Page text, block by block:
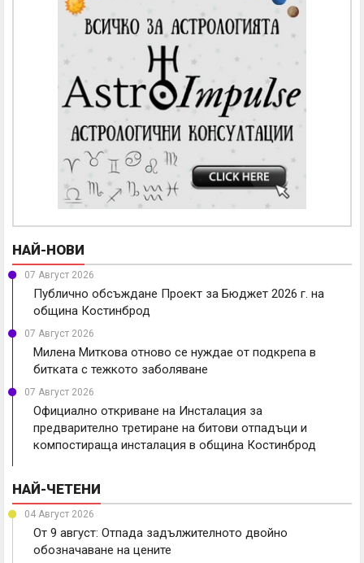
НАЙ-НОВИ
07 Август 2026
Публично обсъждане Проект за Бюджет 2026 г. на
община Костинброд
07 Август 2026
Милена Миткова отново се нуждае от подкрепа в
битката с тежкото заболяване
07 Август 2026
Официално откриване на Инсталация за
предварително третиране на битови отпадъци и
компостираща инсталация в община Костинброд
НАЙ-ЧЕТЕНИ
04 Август 2026
От 9 август: Отпада задължителното двойно
обозначаване на цените